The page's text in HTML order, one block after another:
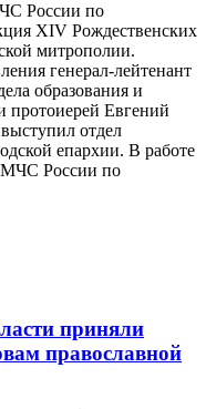
России по
XIV Рождественских
митрополии.
генерал-лейтенант
образования и
протоиерей Евгений
отдел
епархии. В работе
МЧС России по
приняли
православной